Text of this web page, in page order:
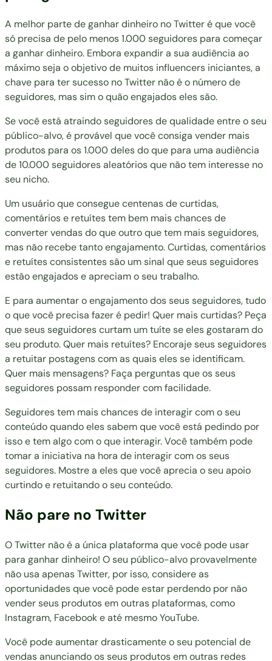
A melhor parte de ganhar dinheiro no Twitter é que você
só precisa de pelo menos 1.000 seguidores para começar
a ganhar dinheiro. Embora expandir a sua audiência ao
máximo seja o objetivo de muitos influencers iniciantes, a
chave para ter sucesso no Twitter não é o número de
seguidores, mas sim o quão engajados eles são.
Se você está atraindo seguidores de qualidade entre o seu
público-alvo, é provável que você consiga vender mais
produtos para os 1.000 deles do que para uma audiência
de 10.000 seguidores aleatórios que não tem interesse no
seu nicho.
Um usuário que consegue centenas de curtidas,
comentários e retuítes tem bem mais chances de
converter vendas do que outro que tem mais seguidores,
mas não recebe tanto engajamento. Curtidas, comentários
e retuítes consistentes são um sinal que seus seguidores
estão engajados e apreciam o seu trabalho.
E para aumentar o engajamento dos seus seguidores, tudo
o que você precisa fazer é pedir! Quer mais curtidas? Peça
que seus seguidores curtam um tuíte se eles gostaram do
seu produto. Quer mais retuítes? Encoraje seus seguidores
a retuitar postagens com as quais eles se identificam.
Quer mais mensagens? Faça perguntas que os seus
seguidores possam responder com facilidade.
Seguidores tem mais chances de interagir com o seu
conteúdo quando eles sabem que você está pedindo por
isso e tem algo com o que interagir. Você também pode
tomar a iniciativa na hora de interagir com os seus
seguidores. Mostre a eles que você aprecia o seu apoio
curtindo e retuitando o seu conteúdo.
Não pare no Twitter
O Twitter não é a única plataforma que você pode usar
para ganhar dinheiro! O seu público-alvo provavelmente
não usa apenas Twitter, por isso, considere as
oportunidades que você pode estar perdendo por não
vender seus produtos em outras plataformas, como
Instagram, Facebook e até mesmo YouTube.
Você pode aumentar drasticamente o seu potencial de
vendas anunciando os seus produtos em outras redes